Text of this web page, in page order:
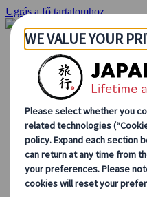
Ugrás a fő tartalomhoz
Kezdőlap
Ajánlatok
Egyéni utak
Csoportos
Egyéni autós
Kirándulások
Személyre szabott
Japan Rail Pass
Így dolgozunk mi
Rólunk
Csapatunk
Csatlakozz